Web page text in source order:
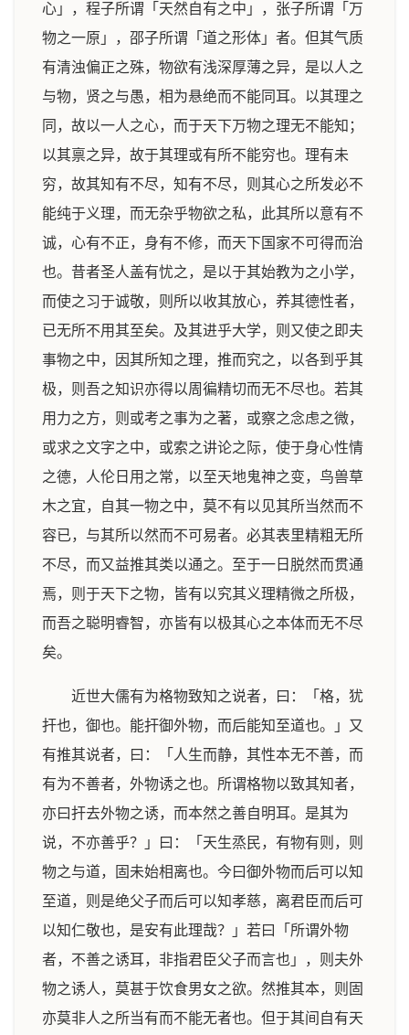
心」，程子所谓「天然自有之中」，张子所谓「万
物之一原」，邵子所谓「道之形体」者。但其气质
有清浊偏正之殊，物欲有浅深厚薄之异，是以人之
与物，贤之与愚，相为悬绝而不能同耳。以其理之
同，故以一人之心，而于天下万物之理无不能知；
以其禀之异，故于其理或有所不能穷也。理有未
穷，故其知有不尽，知有不尽，则其心之所发必不
能纯于义理，而无杂乎物欲之私，此其所以意有不
诚，心有不正，身有不修，而天下国家不可得而治
也。昔者圣人盖有忧之，是以于其始教为之小学，
而使之习于诚敬，则所以收其放心，养其德性者，
已无所不用其至矣。及其进乎大学，则又使之即夫
事物之中，因其所知之理，推而究之，以各到乎其
极，则吾之知识亦得以周徧精切而无不尽也。若其
用力之方，则或考之事为之著，或察之念虑之微，
或求之文字之中，或索之讲论之际，使于身心性情
之德，人伦日用之常，以至天地鬼神之变，鸟兽草
木之宜，自其一物之中，莫不有以见其所当然而不
容已，与其所以然而不可易者。必其表里精粗无所
不尽，而又益推其类以通之。至于一日脱然而贯通
焉，则于天下之物，皆有以究其义理精微之所极，
而吾之聪明睿智，亦皆有以极其心之本体而无不尽
矣。
近世大儒有为格物致知之说者，曰：「格，犹
扞也，御也。能扞御外物，而后能知至道也。」又
有推其说者，曰：「人生而静，其性本无不善，而
有为不善者，外物诱之也。所谓格物以致其知者，
亦曰扞去外物之诱，而本然之善自明耳。是其为
说，不亦善乎？」曰：「天生烝民，有物有则，则
物之与道，固未始相离也。今曰御外物而后可以知
至道，则是绝父子而后可以知孝慈，离君臣而后可
以知仁敬也，是安有此理哉？」若曰「所谓外物
者，不善之诱耳，非指君臣父子而言也」，则夫外
物之诱人，莫甚于饮食男女之欲。然推其本，则固
亦莫非人之所当有而不能无者也。但于其间自有天